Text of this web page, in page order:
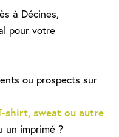
à Décines,
pour votre
ou prospects sur
shirt, sweat ou autre
un imprimé ?